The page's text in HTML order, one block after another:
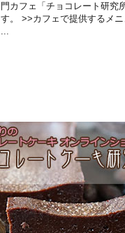
門カフェ「チョコレート研究
す。 >>カフェで提供するメ
...